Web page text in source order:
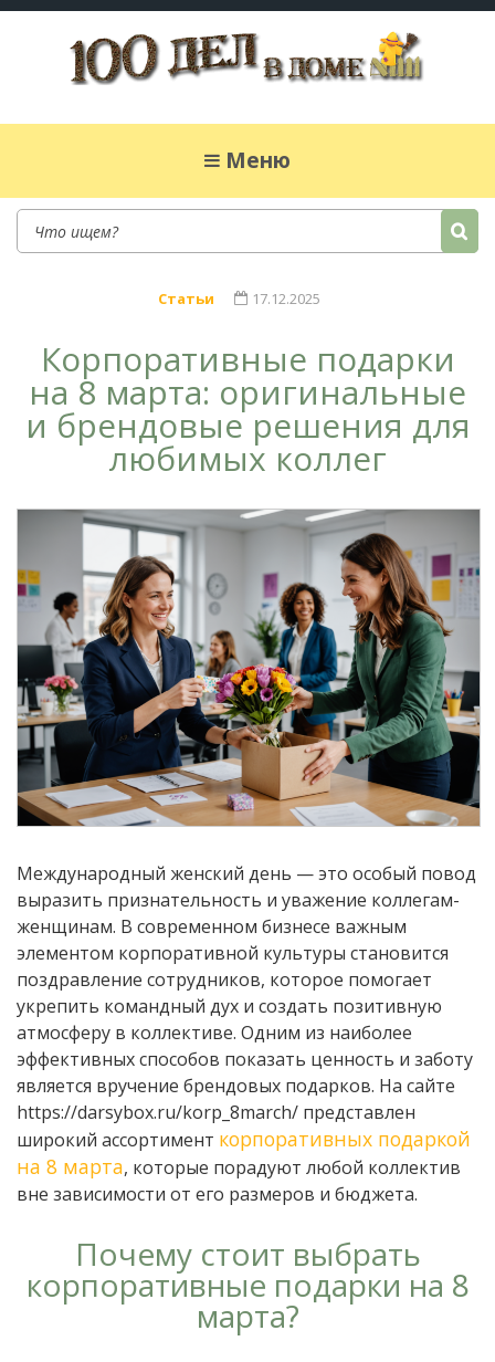
простые рецепты.Меню
Статьи 17.12.2025
Корпоративные подарки
на 8 марта: оригинальные
и брендовые решения для
любимых коллег
Международный женский день — это особый повод
выразить признательность и уважение коллегам-
женщинам. В современном бизнесе важным
элементом корпоративной культуры становится
поздравление сотрудников, которое помогает
укрепить командный дух и создать позитивную
атмосферу в коллективе. Одним из наиболее
эффективных способов показать ценность и заботу
является вручение брендовых подарков. На сайте
https://darsybox.ru/korp_8march/ представлен
широкий ассортимент корпоративных подаркой
на 8 марта, которые порадуют любой коллектив
вне зависимости от его размеров и бюджета.
Почему стоит выбрать
корпоративные подарки на 8
марта?